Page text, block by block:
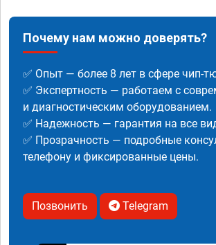
Почему нам можно доверять?
✅ Опыт — более 8 лет в сфере чип-
✅ Экспертность — работаем с
и диагностическим оборудованием.
✅ Надежность — гарантия на все
✅ Прозрачность — подробные
телефону и фиксированные цены.
Позвонить Telegram